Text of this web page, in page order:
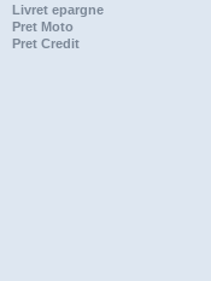
Livret epargne
Pret Moto
Pret Credit